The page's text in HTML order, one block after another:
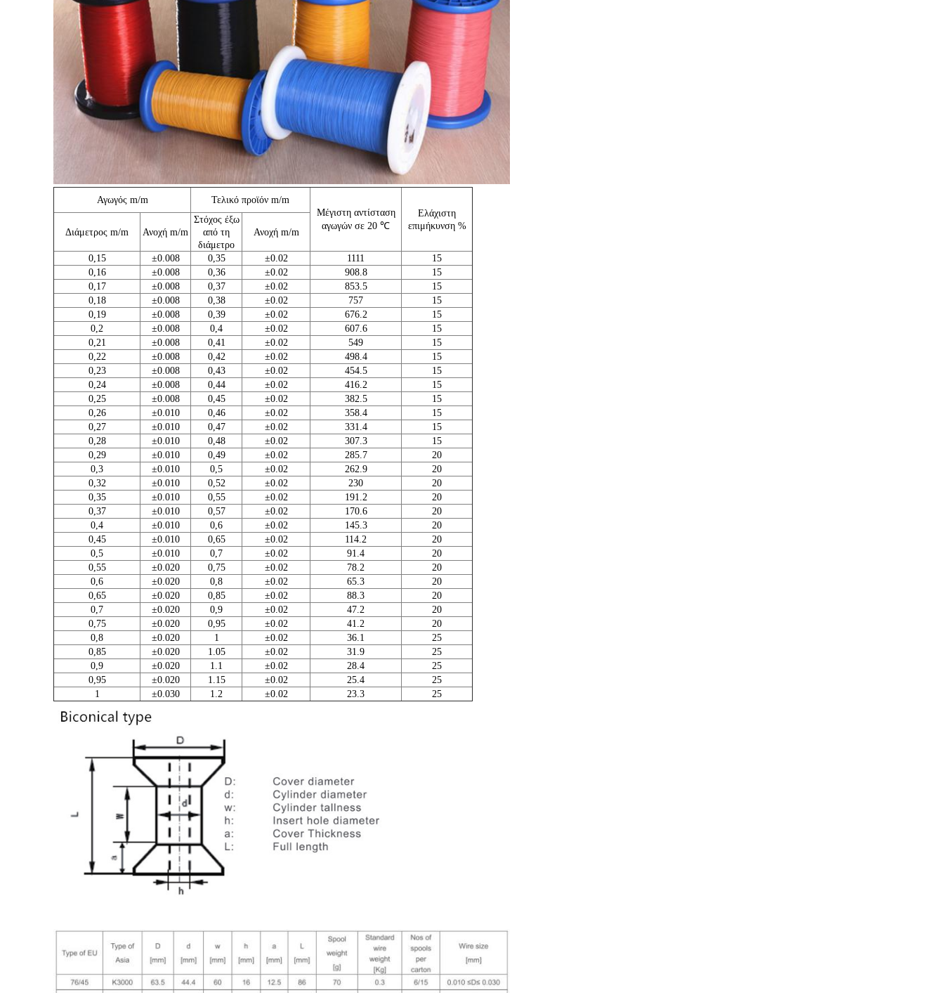
Αγωγός m/m
Τελικό προϊόν m/m
Μέγιστη αντίσταση
αγωγών σε 20 ℃
Ελάχιστη
επιμήκυνση %
Διάμετρος m/m Ανοχή m/m
Στόχος έξω
από τη
διάμετρο
Ανοχή m/m
0,15 ±0.008 0,35 ±0.02 1111
15
0,16
±0.008 0,36 ±0.02 908.8
15
0,17
±0.008 0,37 ±0.02 853.5
15
0,18
±0.008 0,38 ±0.02 757
15
0,19
±0.008 0,39 ±0.02 676.2
15
0,2
±0.008 0,4 ±0.02 607.6
15
0,21
±0.008 0,41 ±0.02 549
15
0,22
±0.008 0,42 ±0.02 498.4
15
0,23
±0.008 0,43 ±0.02 454.5
15
0,24
±0.008 0,44 ±0.02 416.2
15
0,25
±0.008 0,45 ±0.02 382.5
15
0,26
±0.010 0,46 ±0.02 358.4
15
0,27
±0.010 0,47 ±0.02 331.4
15
0,28
±0.010 0,48 ±0.02 307.3
15
0,29
±0.010 0,49 ±0.02 285.7
20
0,3
±0.010 0,5 ±0.02 262.9
20
0,32
±0.010 0,52 ±0.02 230
20
0,35
±0.010 0,55 ±0.02 191.2
20
0,37
±0.010 0,57 ±0.02 170.6
20
0,4
±0.010 0,6 ±0.02 145.3
20
0,45
±0.010 0,65 ±0.02 114.2
20
0,5
±0.010 0,7 ±0.02 91.4
20
0,55
±0.020 0,75 ±0.02 78.2
20
0,6
±0.020 0,8 ±0.02 65.3
20
0,65
±0.020 0,85 ±0.02 88.3
20
0,7
±0.020 0,9 ±0.02 47.2
20
0,75
±0.020 0,95 ±0.02 41.2
20
0,8
±0.020 1 ±0.02 36.1
25
0,85
±0.020 1.05 ±0.02 31.9
25
0,9
±0.020 1.1 ±0.02 28.4
25
0,95
±0.020 1.15 ±0.02 25.4
25
1
±0.030 1.2 ±0.02 23.3 25